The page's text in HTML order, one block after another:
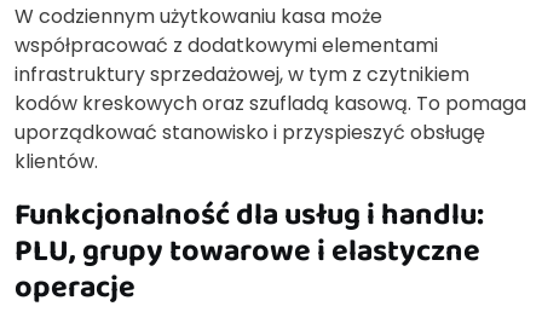
W codziennym użytkowaniu kasa może
współpracować z dodatkowymi elementami
infrastruktury sprzedażowej, w tym z czytnikiem
kodów kreskowych oraz szufladą kasową. To pomaga
uporządkować stanowisko i przyspieszyć obsługę
klientów.
Funkcjonalność dla usług i handlu:
PLU, grupy towarowe i elastyczne
operacje